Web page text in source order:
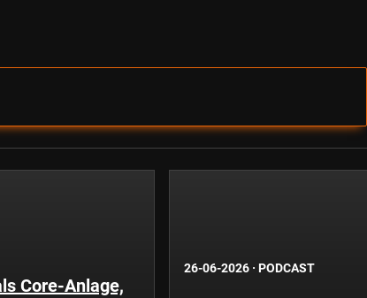
Core-Anlage,
26-06-2026 · PODCAST